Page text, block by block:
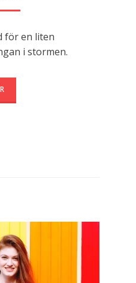
för en liten
i stormen.